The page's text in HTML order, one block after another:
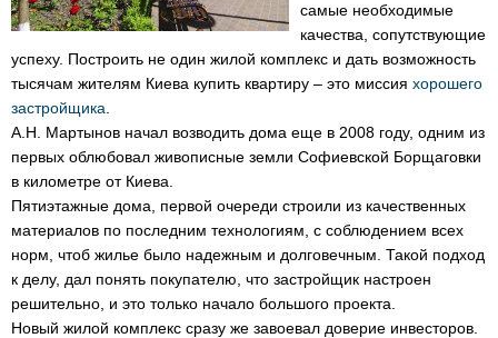
самые необходимые
качества, сопутствующие
успеху. Построить не один жилой комплекс и дать возможность
тысячам жителям Киева купить квартиру – это миссия хорошего
застройщика
А.Н. Мартынов начал возводить дома еще в 2008 году, одним из
первых облюбовал живописные земли Софиевской Борщаговки
в километре от Киева.
Пятиэтажные дома, первой очереди строили из качественных
материалов по последним технологиям, с соблюдением всех
норм, чтоб жилье было надежным и долговечным. Такой подход
к делу, дал понять покупателю, что застройщик настроен
решительно, и это только начало большого проекта.
Новый жилой комплекс сразу же завоевал доверие инвесторов.